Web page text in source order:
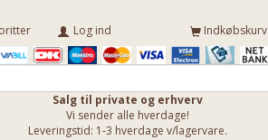
Indkøbskurv
Log ind
Salg til private og erhverv
Vi sender alle hverdage!
Leveringstid: 1-3 hverdage v/lagervare.